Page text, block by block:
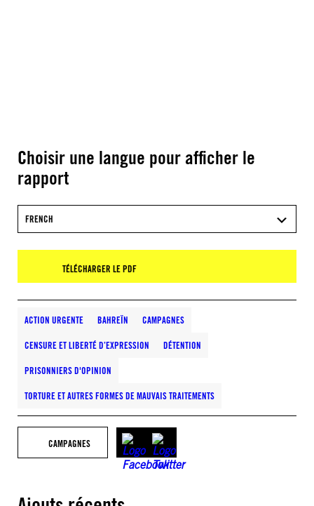
Choisir une langue pour afficher le
rapport
FRENCH
TÉLÉCHARGER LE PDF
ACTION URGENTE BAHREÏN CAMPAGNES
CENSURE ET LIBERTÉ D’EXPRESSION DÉTENTION
PRISONNIERS D'OPINION
TORTURE ET AUTRES FORMES DE MAUVAIS TRAITEMENTS
CAMPAGNES